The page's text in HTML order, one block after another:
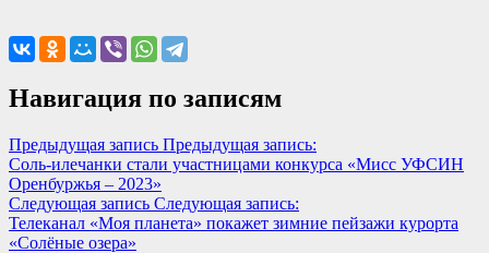
Навигация по записям
Предыдущая запись Предыдущая запись:
Соль-илечанки стали участницами конкурса «Мисс УФСИН
Оренбуржья – 2023»
Следующая запись Следующая запись:
Телеканал «Моя планета» покажет зимние пейзажи курорта
«Солёные озера»